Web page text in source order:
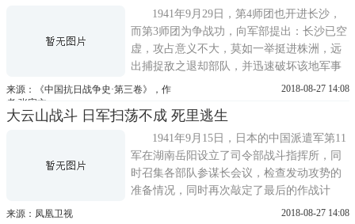
气。对整支部队来说，拼的是火力...
1941年9月29日，第4师团也开进长沙，
而第3师团为争战功，向军部提出：长沙已空
虚，攻占意义不大，莫如一举挺进株洲，远
出捕捉敌之退却部队，并迅速破坏该地军事
设施，方为适合之措施。尚未获得上级批
29日上午，日军冲入株洲，破坏了军事设施
后自行回撤至金潭附近。中国军队没有能力
立即反攻长沙，只是29日由美国支...
来源：《中国抗日战争史·第三卷》，作
者 张宪文
2018-08-27 14:08
大云山战斗 日军扫荡不成 死里逃生
1941年9月15日，日本的中国派遣军第11
军在湖南岳阳设立了司令部战斗指挥所，同
时召集各部队参谋长会议，检查发动攻势的
准备情况，同时再次敲定了最后的作战计
划。日军这一次的作战目的就是要摧毁中国
来源：凤凰卫视 2018-08-27 14:08